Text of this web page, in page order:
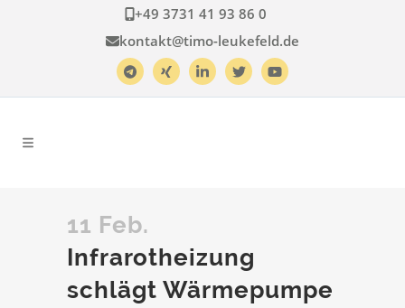
+49 3731 41 93 86 0
kontakt@timo-leukefeld.de
11 Feb.
Infrarotheizung
schlägt Wärmepumpe